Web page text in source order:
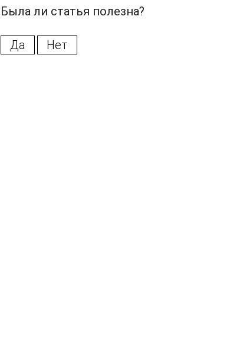
Была ли статья полезна?
Да Нет